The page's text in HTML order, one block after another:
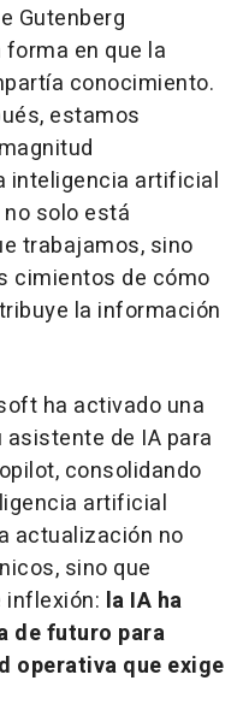
Gutenberg
en que la
conocimiento.
estamos
inteligencia artificial
solo está
trabajamos, sino
cimientos de cómo
la información
ha activado una
de IA para
consolidando
artificial
actualización no
sino que
inflexión: la IA ha
de futuro para
operativa que exige